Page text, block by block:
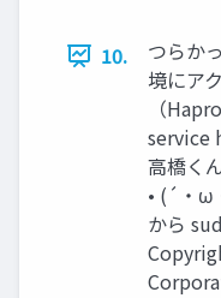
10.
つらか
境にア
（
service
高橋く
• (´・ω
から